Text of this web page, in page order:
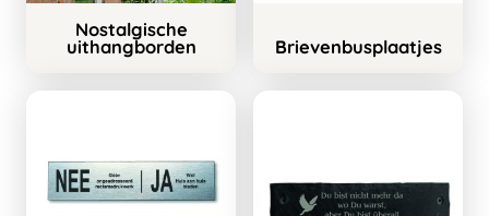
Nostalgische
uithangborden Brievenbusplaatjes